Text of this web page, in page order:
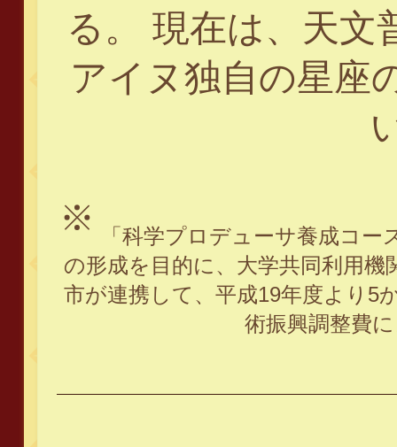
る。 現在は、天文
アイヌ独自の星座
※
「科学プロデューサ養成コ
の形成を目的に、大学共同利用機
市が連携して、平成19年度より5
術振興調整費